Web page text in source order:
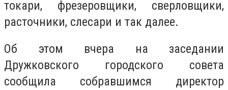
токари, фрезеровщики, сверловщики,
расточники, слесари и так далее.
Об этом вчера на заседании
Дружковского городского совета
сообщила собравшимся директор